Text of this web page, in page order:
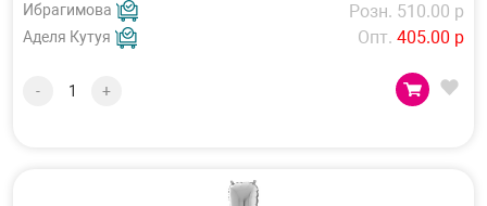
Ибрагимова
Аделя Кутуя
Розн. 510.00 р
Опт. 405.00 р
- +